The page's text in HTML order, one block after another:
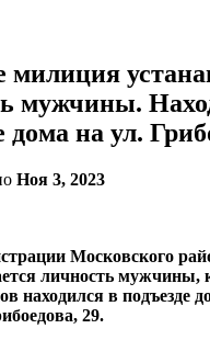
милиция
мужчины.
дома на ул.
Ноя 3, 2023
Московского
личность мужчины,
находился в подъезде
29.